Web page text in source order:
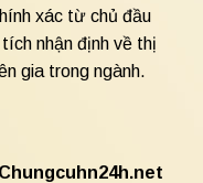
xác từ chủ đầu
nhận định về thị
gia trong ngành.